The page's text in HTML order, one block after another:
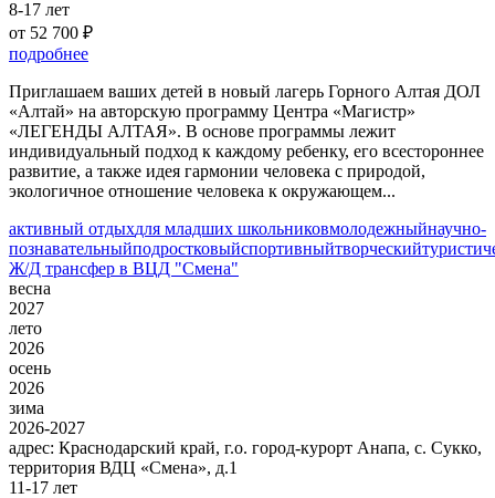
8-17 лет
от 52 700 ₽
подробнее
Приглашаем ваших детей в новый лагерь Горного Алтая ДОЛ
«Алтай» на авторскую программу Центра «Магистр»
«ЛЕГЕНДЫ АЛТАЯ». В основе программы лежит
индивидуальный подход к каждому ребенку, его всестороннее
развитие, а также идея гармонии человека с природой,
экологичное отношение человека к окружающем...
активный отдыхдля младших школьниковмолодежныйнаучно-
познавательныйподростковыйспортивныйтворческий
Ж/Д трансфер в ВЦД "Смена"
весна
2027
лето
2026
осень
2026
зима
2026-2027
адрес: Краснодарский край, г.о. город-курорт Анапа, с. Сукко,
территория ВДЦ «Смена», д.1
11-17 лет